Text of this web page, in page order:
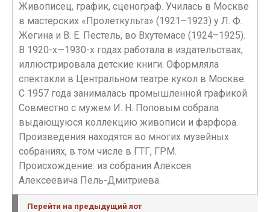
Живописец, график, сценограф. Училась в Москве
в мастерских «Пролеткульта» (1921–1923) у Л. Ф.
Жегина и В. Е. Пестель, во Вхутемасе (1924–1925).
В 1920-х—1930-х годах работала в издательствах,
иллюстрировала детские книги. Оформляла
спектакли в Центральном театре кукол в Москве.
С 1957 года занималась промышленной графикой.
Совместно с мужем И. Н. Поповым собрала
выдающуюся коллекцию живописи и фарфора.
Произведения находятся во многих музейных
собраниях, в том числе в ГТГ, ГРМ.
Происхождение: из собрания Алексея
Алексеевича Пель-Дмитриева.
Перейти на предыдущий лот